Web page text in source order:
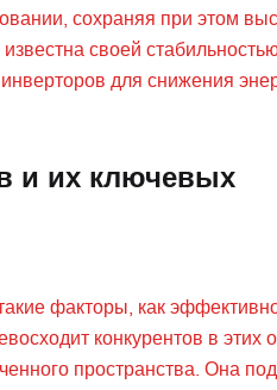
сохраняя при этом
своей
для снижения
и их ключевых
факторы, как
конкурентов в этих
пространства. Она